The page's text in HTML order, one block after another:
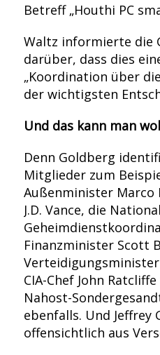
Betreff „Houthi PC
Waltz informierte die
darüber, dass dies
„Koordination über
der wichtigsten
Und das kann man
Denn Goldberg
Mitglieder zum
Außenminister Marco
J.D. Vance, die
Finanzminister Scott
CIA-Chef John
Nahost-
ebenfalls. Und Jeffrey
offensichtlich aus